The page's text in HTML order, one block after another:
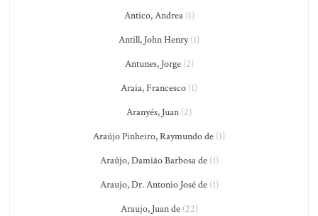
Antico, Andrea(1)
Antill, John Henry(1)
Antunes, Jorge(2)
Araia, Francesco (1)
Aranyés, Juan (2)
Araújo Pinheiro, Raymundo de (1)
Araújo, Damião Barbosa de(1)
Araujo, Dr. Antonio José de(1)
Araujo, Juan de(22)